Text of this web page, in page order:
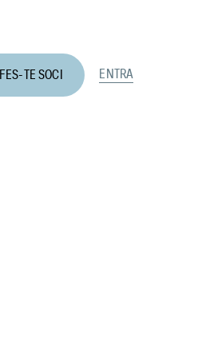
FES-TE SOCI ENTRA